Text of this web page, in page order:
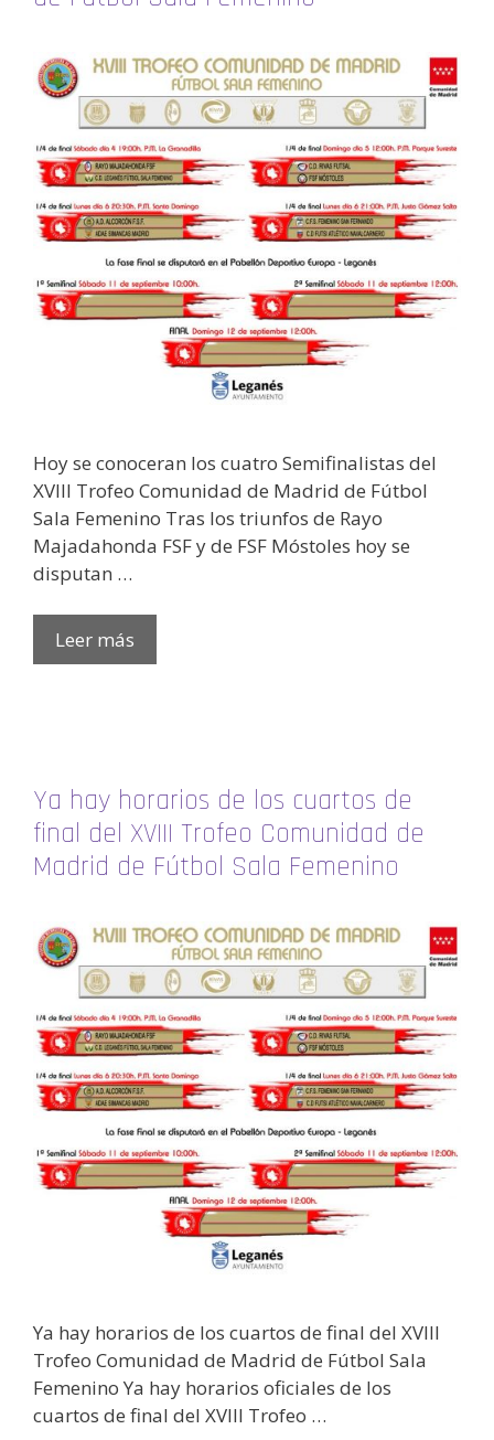
Hoy se conoceran los cuatro Semifinalistas del
XVIII Trofeo Comunidad de Madrid de Fútbol
Sala Femenino Tras los triunfos de Rayo
Majadahonda FSF y de FSF Móstoles hoy se
disputan …
Leer más
Ya hay horarios de los cuartos de
final del XVIII Trofeo Comunidad de
Madrid de Fútbol Sala Femenino
Ya hay horarios de los cuartos de final del XVIII
Trofeo Comunidad de Madrid de Fútbol Sala
Femenino Ya hay horarios oficiales de los
cuartos de final del XVIII Trofeo …